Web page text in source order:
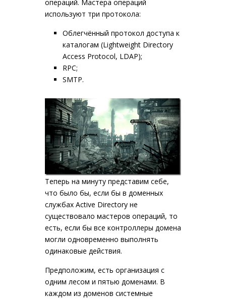
операций. Мастера операций
используют три протокола:
Облегчённый протокол доступа к
каталогам (Lightweight Directory
Access Protocol, LDAP);
RPC;
SMTP.
Теперь на минуту представим себе,
что было бы, если бы в доменных
службах Active Directory не
существовало мастеров операций, то
есть, если бы все контроллеры домена
могли одновременно выполнять
одинаковые действия.
Предположим, есть организация с
одним лесом и пятью доменами. В
каждом из доменов системные